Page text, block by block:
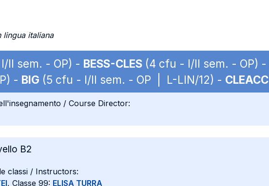
lingua italiana
II sem. - OP) - BESS-CLES (4 cfu - I/II sem. - OP) -
- BIG (5 cfu - I/II sem. - OP | L-LIN/12) - CLEACC
/ Course Director:
B2
classi / Instructors:
, Classe 99: ELISA TURRA